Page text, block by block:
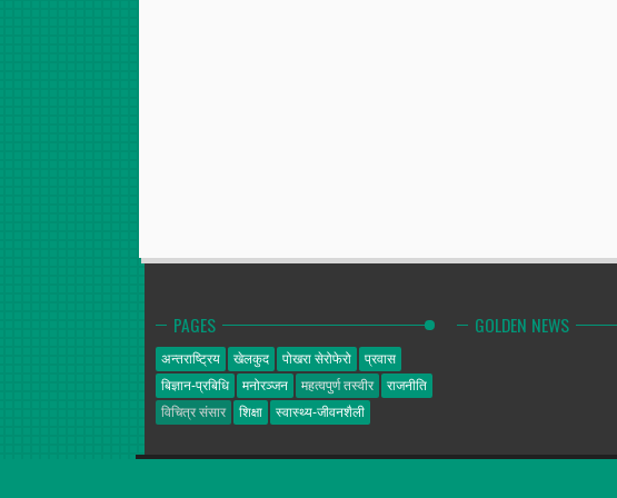
PAGES
अन्तराष्ट्रिय खेलकुद पोखरा सेरोफेरो
प्रवास
बिज्ञान-प्रबिधि
मनोरञ्जन महत्वपुर्ण तस्वीर
राजनीति
विचित्र संसार
शिक्षा स्वास्थ्य-जीवनशैली
GOLDEN NEWS